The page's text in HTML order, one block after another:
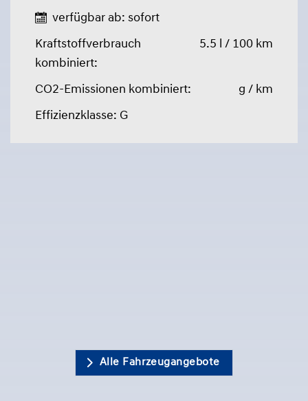
verfügbar ab: sofort
Kraftstoffverbrauch
kombiniert:
5.5 l / 100 km
CO2-Emissionen kombiniert:
g / km
Effizienzklasse: G
Alle Fahrzeugangebote